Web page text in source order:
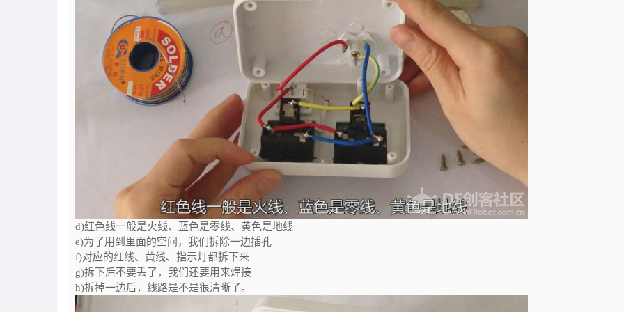
d)红色线一般是火线、蓝色是零线、黄色是地线
e)为了用到里面的空间，我们拆除一边插孔
f)对应的红线、黄线、指示灯都拆下来
g)拆下后不要丢了，我们还要用来焊接
h)拆掉一边后，线路是不是很清晰了。